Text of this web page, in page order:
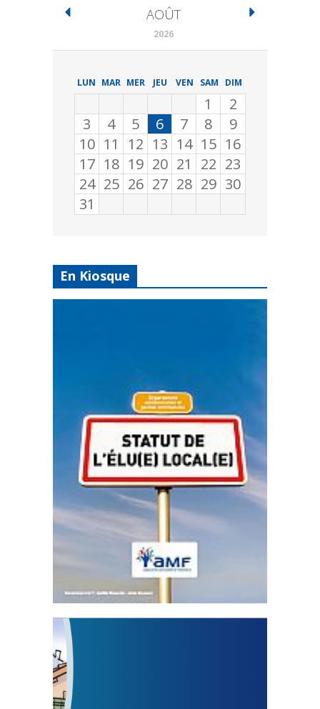
AOÛT
2026
LUN MAR MER JEU VEN SAM DIM
1
2
3
4 5 6 7 8
9
10 11 12 13 14 15 16
17 18 19 20 21 22 23
24 25 26 27 28 29 30
31
En Kiosque
Statut de l’élu local
3 avril 2024
Mise à jour avril 2024
FEUILLETER